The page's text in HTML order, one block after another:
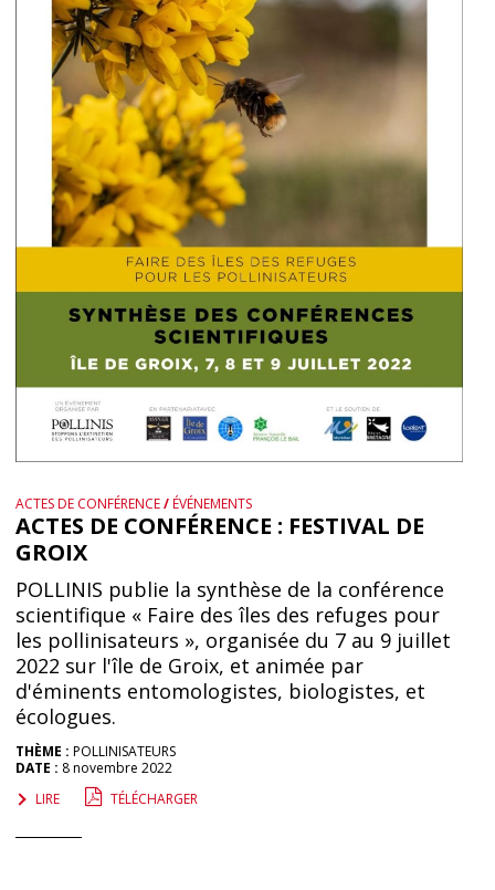
ACTES DE CONFÉRENCE/ÉVÉNEMENTS
ACTES DE CONFÉRENCE : FESTIVAL DE
GROIX
POLLINIS publie la synthèse de la conférence
scientifique « Faire des îles des refuges pour
les pollinisateurs », organisée du 7 au 9 juillet
2022 sur l'île de Groix, et animée par
d'éminents entomologistes, biologistes, et
écologues.
THÈME : POLLINISATEURS
DATE : 8 novembre 2022
LIRE
TÉLÉCHARGER